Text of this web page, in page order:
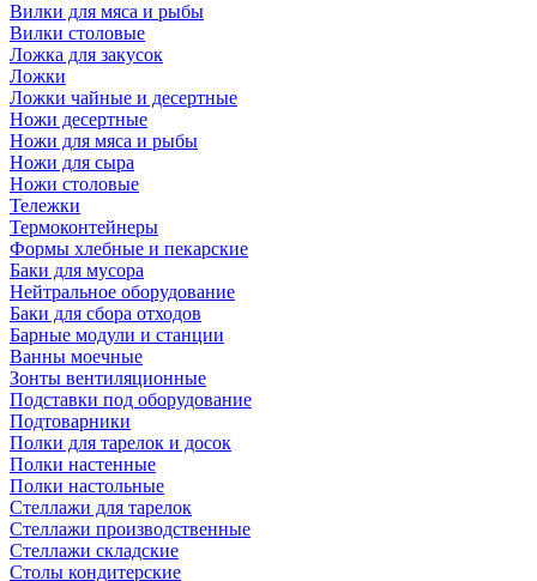
Вилки для мяса и рыбы
Вилки столовые
Ложка для закусок
Ложки
Ложки чайные и десертные
Ножи десертные
Ножи для мяса и рыбы
Ножи для сыра
Ножи столовые
Тележки
Термоконтейнеры
Формы хлебные и пекарские
Баки для мусора
Нейтральное оборудование
Баки для сбора отходов
Барные модули и станции
Ванны моечные
Зонты вентиляционные
Подставки под оборудование
Подтоварники
Полки для тарелок и досок
Полки настенные
Полки настольные
Стеллажи для тарелок
Стеллажи производственные
Стеллажи складские
Столы кондитерские